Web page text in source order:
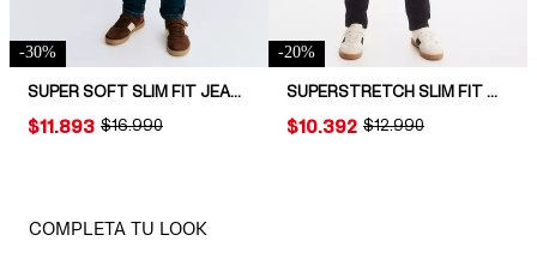
-30%
SUPER SOFT SLIM FIT JEANS
ORIGINAL PRICE:
$16.990
PRICE:
$11.893
-20%
SUPERSTRETCH SLIM FIT JEANS
ORIGINAL PRICE:
$12.990
PRICE:
$10.392
COMPLETA TU LOOK